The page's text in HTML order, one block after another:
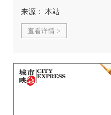
来源： 本站
查看详情 >